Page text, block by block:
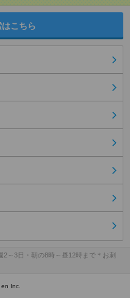
こちら
2～3日・朝の8時～昼12時まで＊お刺
Inc.